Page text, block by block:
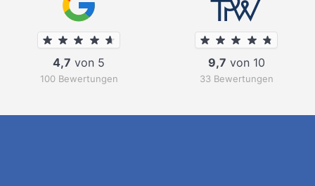
4,7 von 5
100 Bewertungen
9,7 von 10
33 Bewertungen